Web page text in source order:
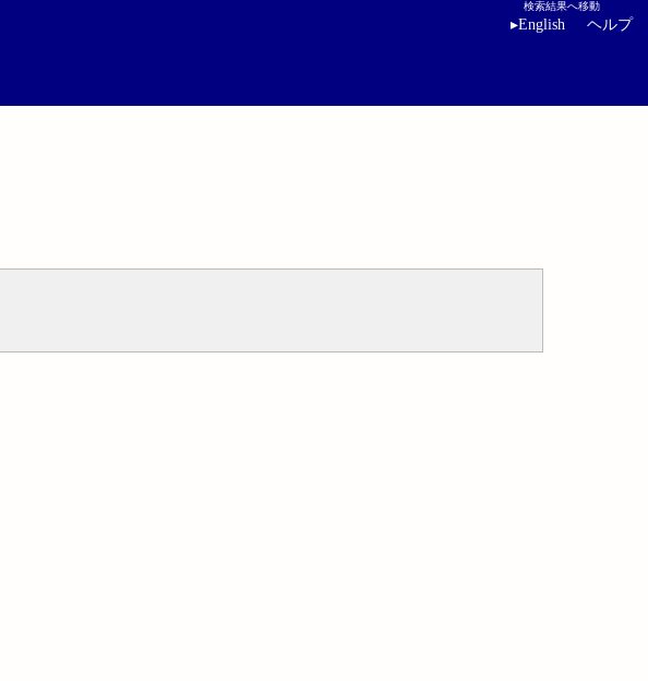
検索結果へ移動
▸English ヘルプ